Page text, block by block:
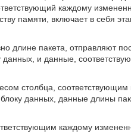
каждому
памяти, включает в себя
длине пакета, отправляют
данных, и данные,
столбца,
данных, данные длины
каждому